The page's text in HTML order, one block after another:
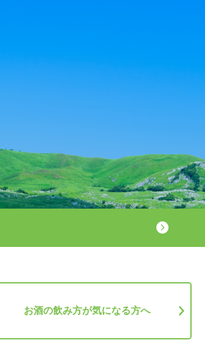
2026.04.01
お酒の飲み方が気になる方へ